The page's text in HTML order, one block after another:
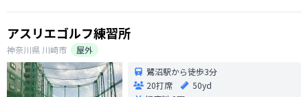
アスリエゴルフ練習所
神奈川県 川崎市
屋外
鷺沼駅から徒歩3分
20打席
50yd